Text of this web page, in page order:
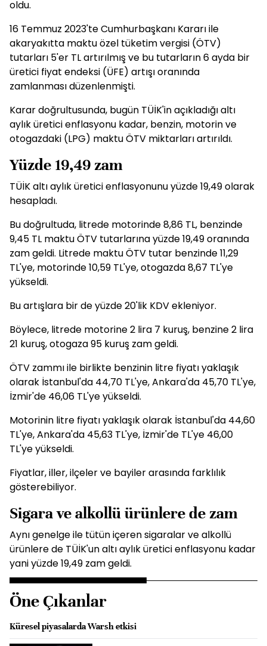
oldu.
16 Temmuz 2023'te Cumhurbaşkanı Kararı ile
akaryakıtta maktu özel tüketim vergisi (ÖTV)
tutarları 5'er TL artırılmış ve bu tutarların 6 ayda bir
üretici fiyat endeksi (ÜFE) artışı oranında
zamlanması düzenlenmişti.
Karar doğrultusunda, bugün TÜİK'in açıkladığı altı
aylık üretici enflasyonu kadar, benzin, motorin ve
otogazdaki (LPG) maktu ÖTV miktarları artırıldı.
Yüzde 19,49 zam
TÜİK altı aylık üretici enflasyonunu yüzde 19,49 olarak
hesapladı.
Bu doğrultuda, litrede motorinde 8,86 TL, benzinde
9,45 TL maktu ÖTV tutarlarına yüzde 19,49 oranında
zam geldi. Litrede maktu ÖTV tutar benzinde 11,29
TL'ye, motorinde 10,59 TL'ye, otogazda 8,67 TL'ye
yükseldi.
Bu artışlara bir de yüzde 20'lik KDV ekleniyor.
Böylece, litrede motorine 2 lira 7 kuruş, benzine 2 lira
21 kuruş, otogaza 95 kuruş zam geldi.
ÖTV zammı ile birlikte benzinin litre fiyatı yaklaşık
olarak İstanbul'da 44,70 TL'ye, Ankara'da 45,70 TL'ye,
İzmir'de 46,06 TL'ye yükseldi.
Motorinin litre fiyatı yaklaşık olarak İstanbul'da 44,60
TL'ye, Ankara'da 45,63 TL'ye, İzmir'de TL'ye 46,00
TL'ye yükseldi.
Fiyatlar, iller, ilçeler ve bayiler arasında farklılık
gösterebiliyor.
Sigara ve alkollü ürünlere de zam
Aynı genelge ile tütün içeren sigaralar ve alkollü
ürünlere de TÜİK'un altı aylık üretici enflasyonu kadar
yani yüzde 19,49 zam geldi.
Öne Çıkanlar
Küresel piyasalarda Warsh etkisi